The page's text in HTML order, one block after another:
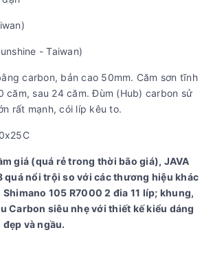
- Taiwan)
carbon, bản cao 50mm. Căm sơn tĩnh
căm, sau 24 căm. Đùm (Hub) carbon sử
rất mạnh, cói líp kêu to.
giá (quá rẻ trong thời bão giá), JAVA
quá nổi trội so với các thương hiệu khác
105 R7000 2 đia 11 líp; khung,
Carbon siêu nhẹ với thiết kế kiểu dáng
và ngầu.